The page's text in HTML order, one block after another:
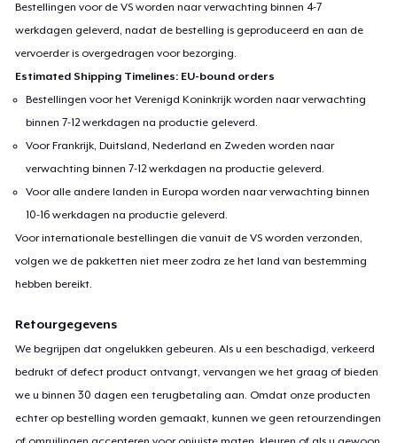
Bestellingen voor de VS worden naar verwachting binnen 4-7
werkdagen geleverd, nadat de bestelling is geproduceerd en aan de
vervoerder is overgedragen voor bezorging.
Estimated Shipping Timelines: EU-bound orders
Bestellingen voor het Verenigd Koninkrijk worden naar verwachting
binnen 7-12 werkdagen na productie geleverd.
Voor Frankrijk, Duitsland, Nederland en Zweden worden naar
verwachting binnen 7-12 werkdagen na productie geleverd.
Voor alle andere landen in Europa worden naar verwachting binnen
10-16 werkdagen na productie geleverd.
Voor internationale bestellingen die vanuit de VS worden verzonden,
volgen we de pakketten niet meer zodra ze het land van bestemming
hebben bereikt.
Retourgegevens
We begrijpen dat ongelukken gebeuren. Als u een beschadigd, verkeerd
bedrukt of defect product ontvangt, vervangen we het graag of bieden
we u binnen 30 dagen een terugbetaling aan. Omdat onze producten
echter op bestelling worden gemaakt, kunnen we geen retourzendingen